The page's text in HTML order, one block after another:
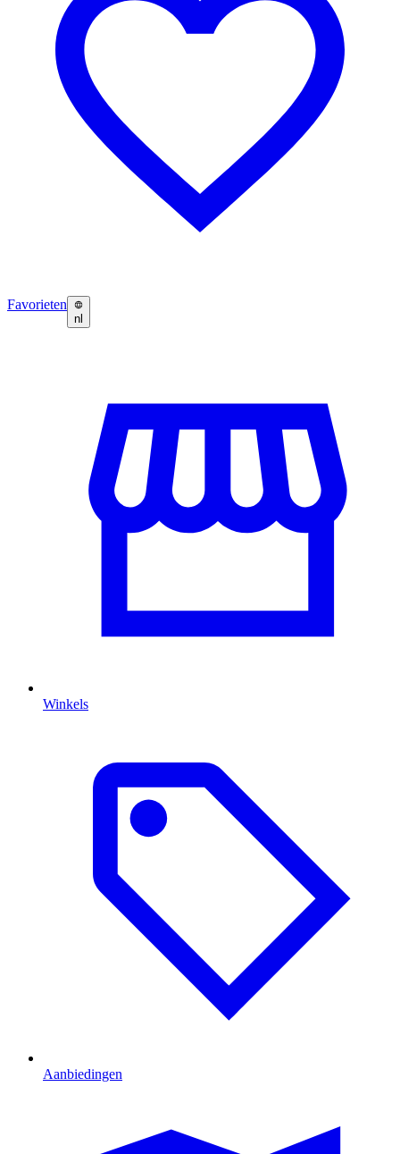
Favorieten
nl
Winkels
Aanbiedingen